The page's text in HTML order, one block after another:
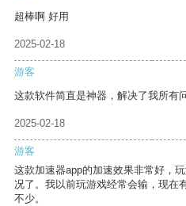
超棒啊 好用
2025-02-18
游客
这款软件简直是神器，解决了我所有问
2025-02-18
游客
这款加速器app的加速效果非常好，
况了。我以前玩游戏经常会输，现在
不少。